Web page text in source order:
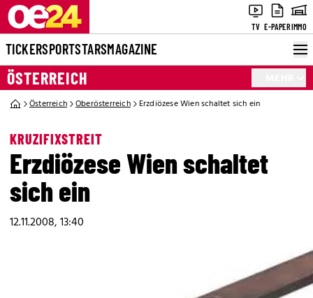
TV E-PAPERIMMO
TICKERSPORTSTARSMAGAZINE
ÖSTERREICH
Österreich Oberösterreich Erzdiözese Wien schaltet sich ein
KRUZIFIXSTREIT
Erzdiözese Wien schaltet
sich ein
12.11.2008, 13:40